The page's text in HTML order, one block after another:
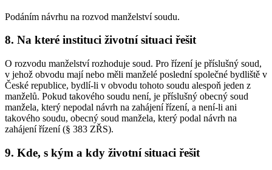
Podáním návrhu na rozvod manželství soudu.
8. Na které instituci životní situaci řešit
O rozvodu manželství rozhoduje soud. Pro řízení je příslušný soud,
v jehož obvodu mají nebo měli manželé poslední společné bydliště v
České republice, bydlí-li v obvodu tohoto soudu alespoň jeden z
manželů. Pokud takového soudu není, je příslušný obecný soud
manžela, který nepodal návrh na zahájení řízení, a není-li ani
takového soudu, obecný soud manžela, který podal návrh na
zahájení řízení (§ 383 ZŘS).
9. Kde, s kým a kdy životní situaci řešit